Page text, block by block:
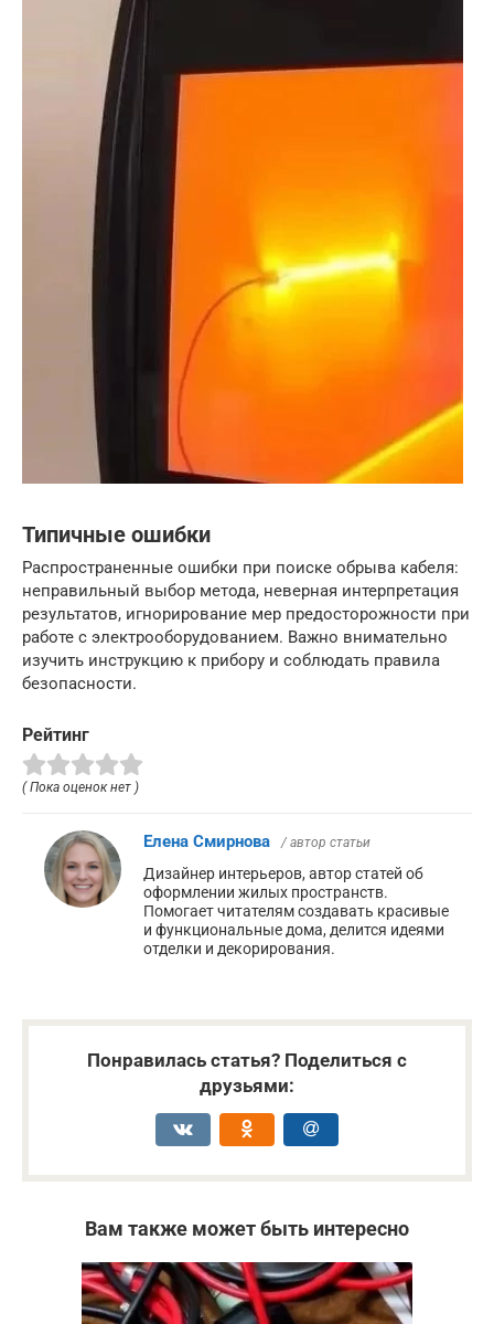
Типичные ошибки
Распространенные ошибки при поиске обрыва кабеля:
неправильный выбор метода, неверная интерпретация
результатов, игнорирование мер предосторожности при
работе с электрооборудованием. Важно внимательно
изучить инструкцию к прибору и соблюдать правила
безопасности.
Рейтинг
( Пока оценок нет )
Елена Смирнова / автор статьи
Дизайнер интерьеров, автор статей об
оформлении жилых пространств.
Помогает читателям создавать красивые
и функциональные дома, делится идеями
отделки и декорирования.
Понравилась статья? Поделиться с
друзьями:
Вам также может быть интересно